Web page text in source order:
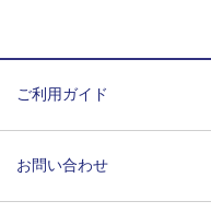
ご利用ガイド
お問い合わせ